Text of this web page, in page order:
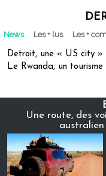
News Les + lus Les +
Detroit, une « US city »
Le Rwanda, un
Une route, des